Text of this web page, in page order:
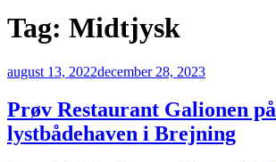
Tag: Midtjysk
Udgivet
august 13, 2022december 28, 2023
Prøv Restaurant Galionen på
lystbådehaven i Brejning